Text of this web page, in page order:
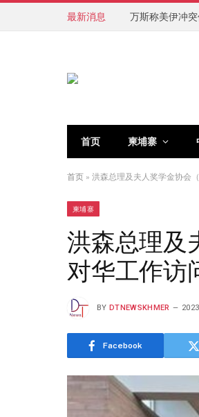
最新消息 万斯称美伊冲
首页 柬埔寨
首页 » 洪森总理及夫人奖学金协会
柬埔寨
洪森总理及
对华工作访
BY DTNEWSKHMER
Facebook